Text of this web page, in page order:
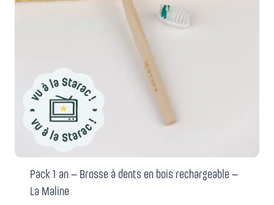
Pack 1 an – Brosse à dents en bois rechargeable –
La Maline